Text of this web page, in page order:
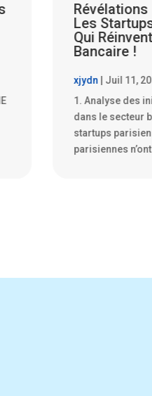
PME
l’Art de la
Locale
xjydn
Juil 11,
Les
vivier
parisiennes ne
symbole de la